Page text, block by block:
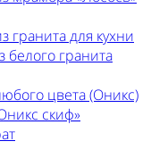
для кухни
гранита
цвета (Оникс)
скиф»